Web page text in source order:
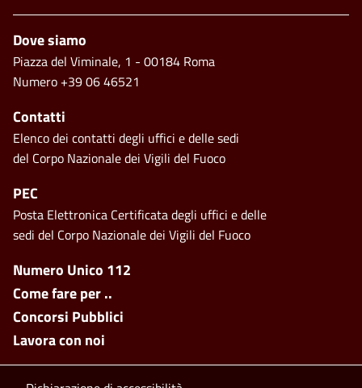
Footer side menu
Numero Unico 112
Come fare per ..
Concorsi Pubblici
Lavora con noi
Piè di pagina
Dove siamo
Piazza del Viminale, 1 - 00184 Roma
Numero +39 06 46521
Contatti
Elenco dei contatti degli uffici e delle sedi
del Corpo Nazionale dei Vigili del Fuoco
PEC
Posta Elettronica Certificata degli uffici e delle
sedi del Corpo Nazionale dei Vigili del Fuoco